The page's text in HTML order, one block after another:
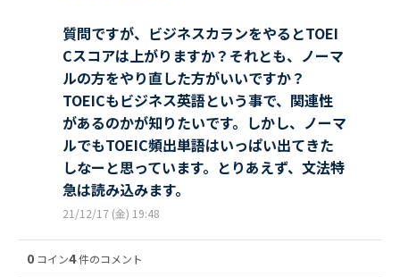
質問ですが、ビジネスカランをやるとTOEI
Cスコアは上がりますか？それとも、ノーマ
ルの方をやり直した方がいいですか？
TOEICもビジネス英語という事で、関連性
があるのかが知りたいです。しかし、ノーマ
ルでもTOEIC頻出単語はいっぱい出てきた
しなーと思っています。とりあえず、文法特
急は読み込みます。
21/12/17 (金) 19:48
0 コイン4件のコメント